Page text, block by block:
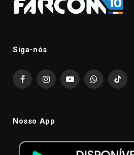
Siga-nós
FacebookInstagramYouTubeWhatsAppTikTok
Nosso App